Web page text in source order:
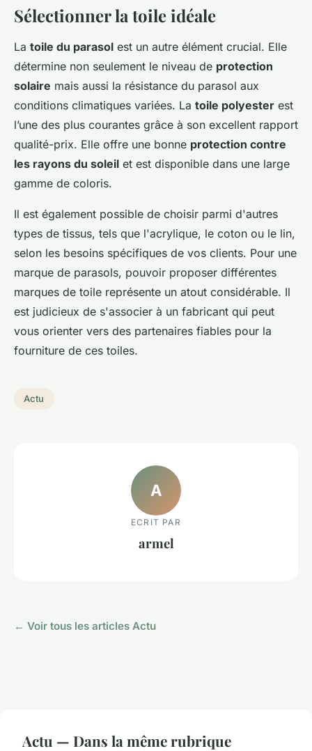
Sélectionner la toile idéale
La toile du parasol est un autre élément crucial. Elle
détermine non seulement le niveau de protection
solaire mais aussi la résistance du parasol aux
conditions climatiques variées. La toile polyester est
l’une des plus courantes grâce à son excellent rapport
qualité-prix. Elle offre une bonne protection contre
les rayons du soleil et est disponible dans une large
gamme de coloris.
Il est également possible de choisir parmi d'autres
types de tissus, tels que l'acrylique, le coton ou le lin,
selon les besoins spécifiques de vos clients. Pour une
marque de parasols, pouvoir proposer différentes
marques de toile représente un atout considérable. Il
est judicieux de s'associer à un fabricant qui peut
vous orienter vers des partenaires fiables pour la
fourniture de ces toiles.
Actu
A
ECRIT PAR
armel
← Voir tous les articles Actu
Actu — Dans la même rubrique